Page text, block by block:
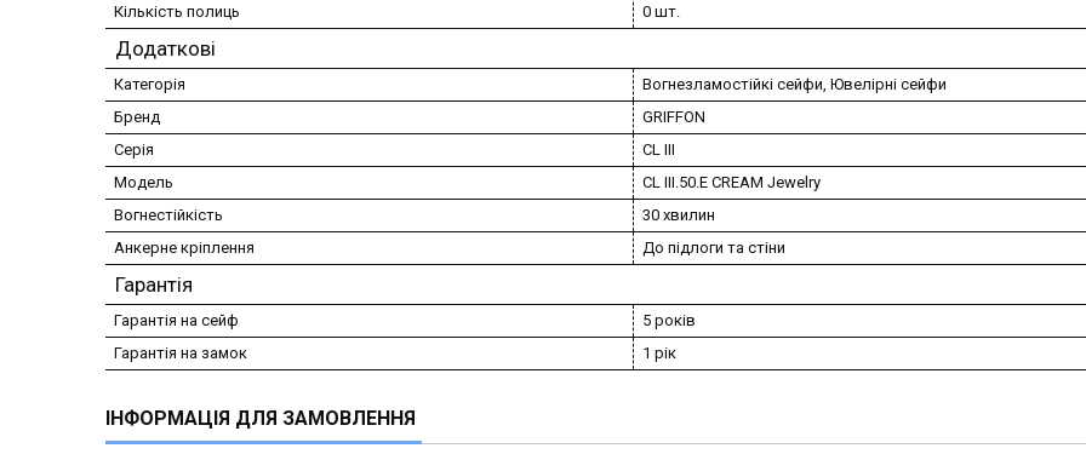
Кількість полиць
0 шт.
Додаткові
Категорія
Вогнезламостійкі сейфи, Ювелірні сейфи
Бренд
GRIFFON
Серія
CL III
Модель
CL III.50.E CREAM Jewelry
Вогнестійкість
30 хвилин
Анкерне кріплення
До підлоги та стіни
Гарантія
Гарантія на сейф
5 років
Гарантія на замок
1 рік
ІНФОРМАЦІЯ ДЛЯ ЗАМОВЛЕННЯ